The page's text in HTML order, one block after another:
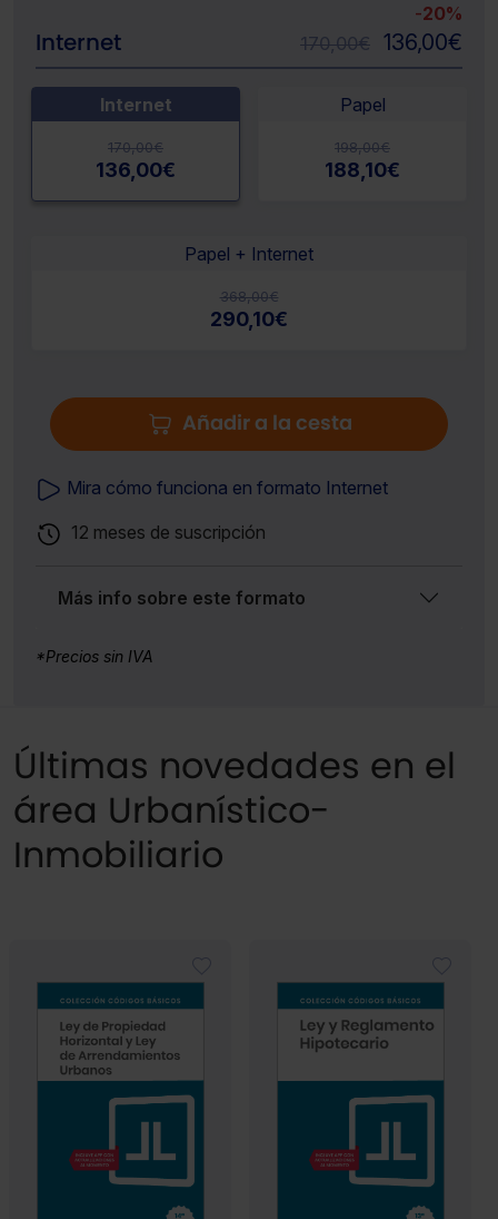
Internet
-20%
170,00€ 136,00€
Internet
170,00€
136,00€
Papel
198,00€
188,10€
Papel + Internet
368,00€
290,10€
Añadir a la cesta
Mira cómo funciona en formato Internet
12 meses de suscripción
Más info sobre este formato
*Precios sin IVA
Últimas novedades en el
área Urbanístico-
Inmobiliario